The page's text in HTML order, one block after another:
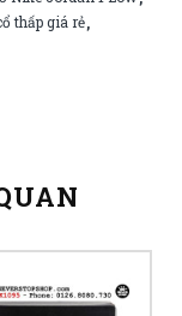
thấp giá rẻ,